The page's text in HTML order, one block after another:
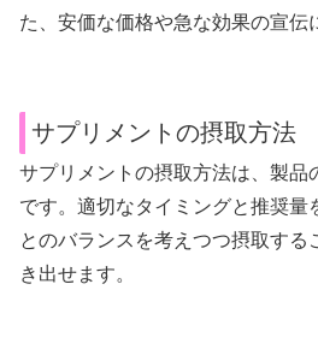
た、安価な価格や急な効果の宣伝
サプリメントの摂取方法
サプリメントの摂取方法は、製品
です。適切なタイミングと推奨量
とのバランスを考えつつ摂取する
き出せます。